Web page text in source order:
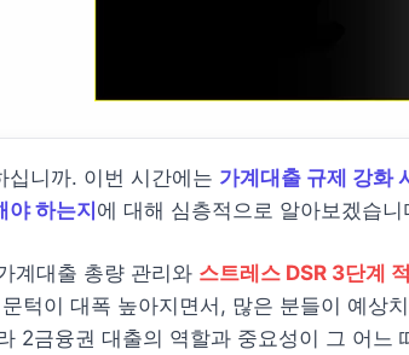
십니까. 이번 시간에는 가계대출 규제 강화
야 하는지에 대해 심층적으로 알아보겠습니
계대출 총량 관리와 스트레스 DSR 3단계
턱이 대폭 높아지면서, 많은 분들이 예상
2금융권 대출의 역할과 중요성이 그 어느